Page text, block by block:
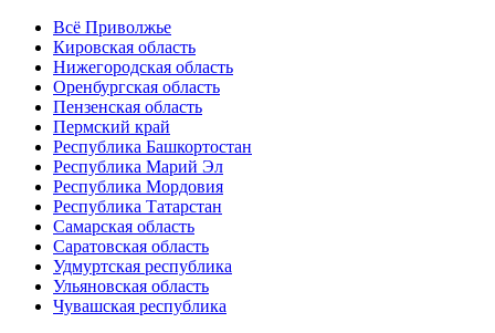
Всё Приволжье
Кировская область
Нижегородская область
Оренбургская область
Пензенская область
Пермский край
Республика Башкортостан
Республика Марий Эл
Республика Мордовия
Республика Татарстан
Самарская область
Саратовская область
Удмуртская республика
Ульяновская область
Чувашская республика